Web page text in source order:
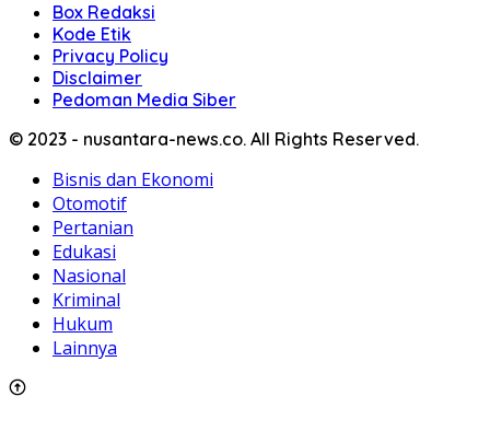
Box Redaksi
Kode Etik
Privacy Policy
Disclaimer
Pedoman Media Siber
© 2023 - nusantara-news.co. All Rights Reserved.
Bisnis dan Ekonomi
Otomotif
Pertanian
Edukasi
Nasional
Kriminal
Hukum
Lainnya